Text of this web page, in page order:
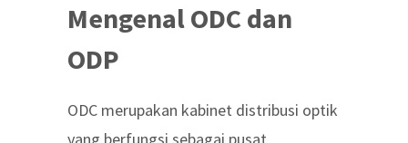
Mengenal ODC dan
ODP
ODC merupakan kabinet distribusi optik